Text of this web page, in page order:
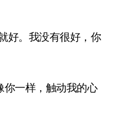
。我没有很好，你
一样，触动我的心